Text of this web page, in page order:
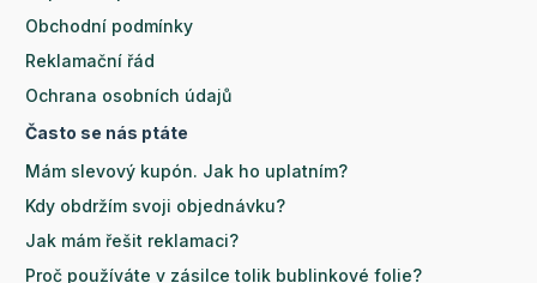
Obchodní podmínky
Reklamační řád
Ochrana osobních údajů
Často se nás ptáte
Mám slevový kupón. Jak ho uplatním?
Kdy obdržím svoji objednávku?
Jak mám řešit reklamaci?
Proč používáte v zásilce tolik bublinkové folie?